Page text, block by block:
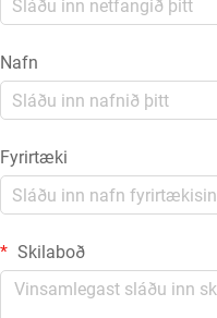
Nafn
Fyrirtæki
Skilaboð